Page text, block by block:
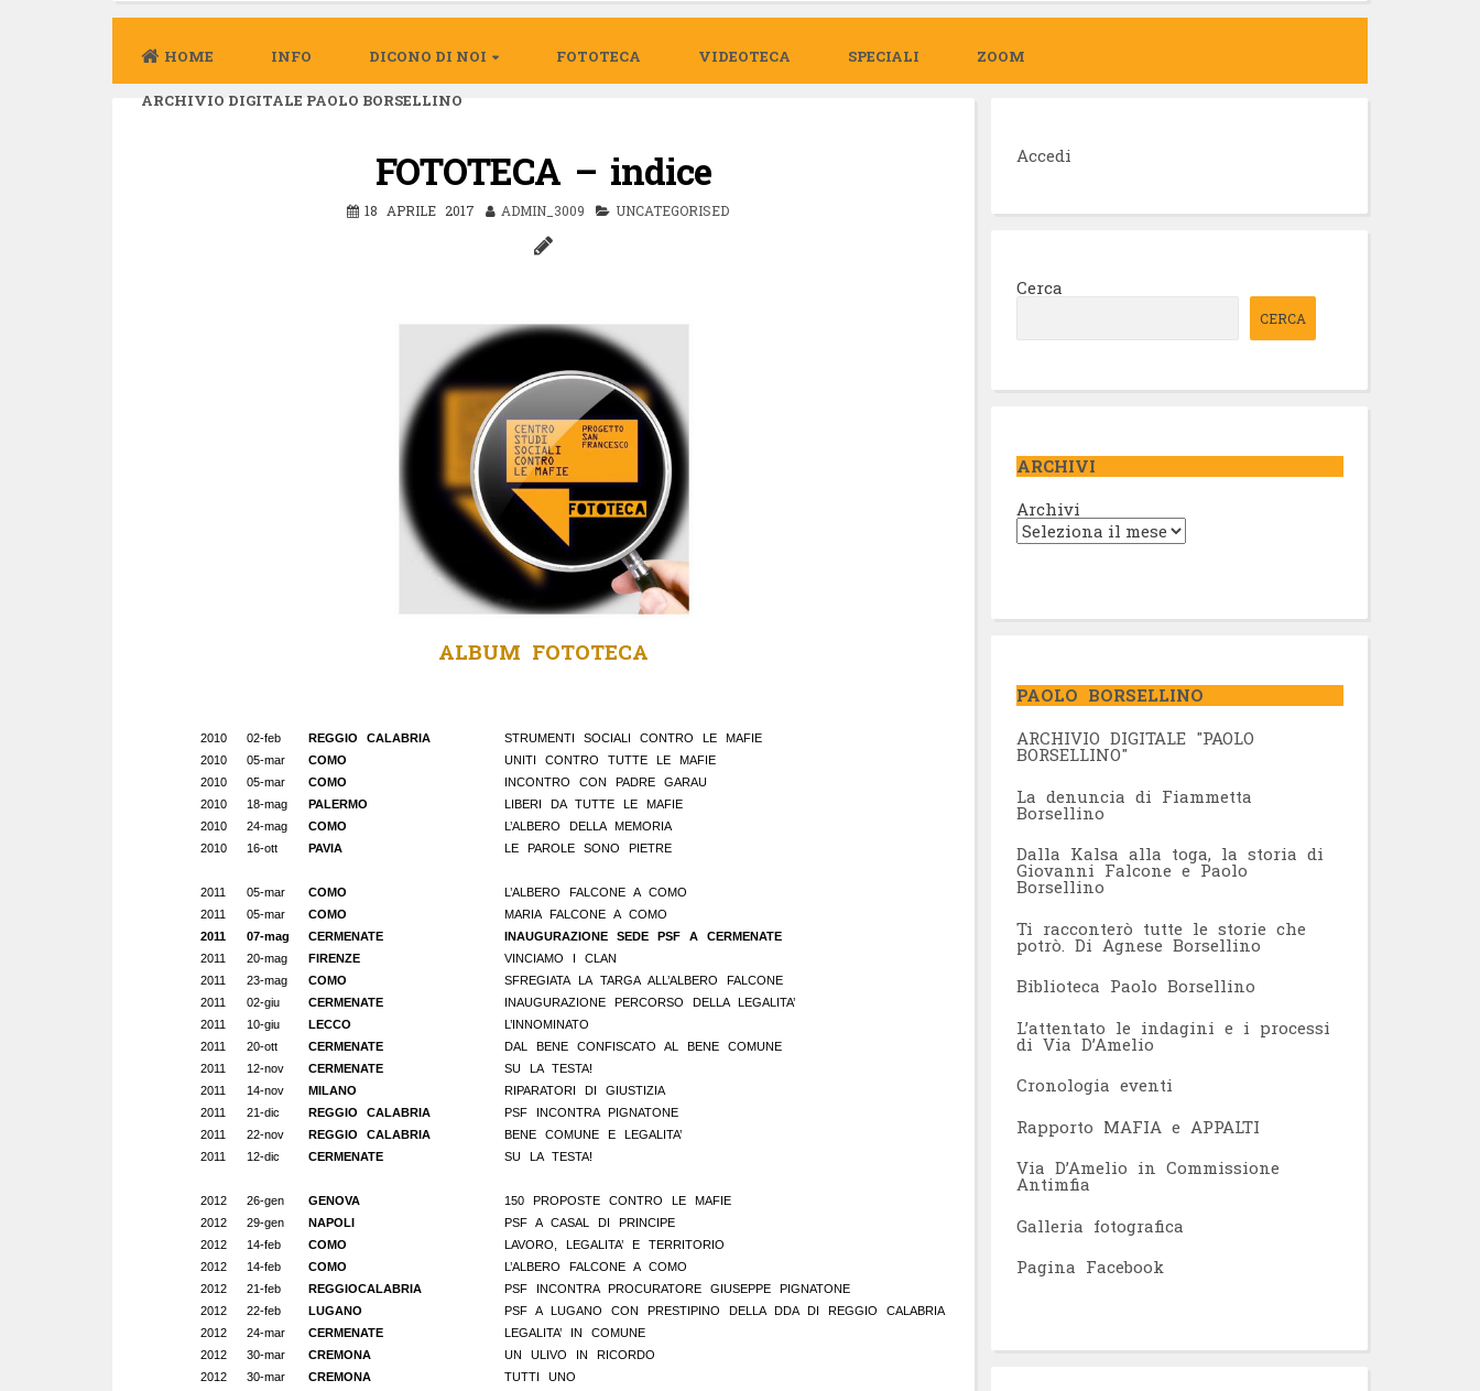
HOME INFO DICONO DI NOI FOTOTECA VIDEOTECA SPECIALI ZOOM
ARCHIVIO DIGITALE PAOLO BORSELLINO
FOTOTECA – indice
18 APRILE 2017 ADMIN_3009 UNCATEGORISED
ALBUM FOTOTECA
2010 02-feb REGGIO CALABRIA
STRUMENTI SOCIALI CONTRO LE MAFIE
2010
05-mar COMO
UNITI CONTRO TUTTE LE MAFIE
2010
05-mar COMO
INCONTRO CON PADRE GARAU
2010
18-mag PALERMO
LIBERI DA TUTTE LE MAFIE
2010
24-mag COMO
L’ALBERO DELLA MEMORIA
2010
16-ott PAVIA LE PAROLE SONO PIETRE
2011 05-mar COMO
L’ALBERO FALCONE A COMO
2011
05-mar COMO
MARIA FALCONE A COMO
2011
07-mag CERMENATE
INAUGURAZIONE SEDE PSF A CERMENATE
2011
20-mag FIRENZE
VINCIAMO I CLAN
2011
23-mag COMO
SFREGIATA LA TARGA ALL’ALBERO FALCONE
2011
02-giu CERMENATE
INAUGURAZIONE PERCORSO DELLA LEGALITA’
2011
10-giu LECCO
L’INNOMINATO
2011
20-ott CERMENATE
DAL BENE CONFISCATO AL BENE COMUNE
2011
12-nov CERMENATE
SU LA TESTA!
2011
14-nov MILANO
RIPARATORI DI GIUSTIZIA
2011
21-dic REGGIO CALABRIA
PSF INCONTRA PIGNATONE
2011
22-nov REGGIO CALABRIA
BENE COMUNE E LEGALITA’
2011
12-dic CERMENATE SU LA TESTA!
2012 26-gen GENOVA
150 PROPOSTE CONTRO LE MAFIE
2012
29-gen NAPOLI
PSF A CASAL DI PRINCIPE
2012
14-feb COMO
LAVORO, LEGALITA’ E TERRITORIO
2012
14-feb COMO
L’ALBERO FALCONE A COMO
2012
21-feb REGGIOCALABRIA
PSF INCONTRA PROCURATORE GIUSEPPE PIGNATONE
2012
22-feb LUGANO
PSF A LUGANO CON PRESTIPINO DELLA DDA DI REGGIO CALABRIA
2012
24-mar CERMENATE
LEGALITA’ IN COMUNE
2012
30-mar CREMONA
UN ULIVO IN RICORDO
2012
30-mar CREMONA
TUTTI UNO
Accedi
Cerca
CERCA
ARCHIVI
Archivi
PAOLO BORSELLINO
ARCHIVIO DIGITALE "PAOLO
BORSELLINO"
La denuncia di Fiammetta
Borsellino
Dalla Kalsa alla toga, la storia di
Giovanni Falcone e Paolo
Borsellino
Ti racconterò tutte le storie che
potrò. Di Agnese Borsellino
Biblioteca Paolo Borsellino
L’attentato le indagini e i processi
di Via D’Amelio
Cronologia eventi
Rapporto MAFIA e APPALTI
Via D’Amelio in Commissione
Antimfia
Galleria fotografica
Pagina Facebook